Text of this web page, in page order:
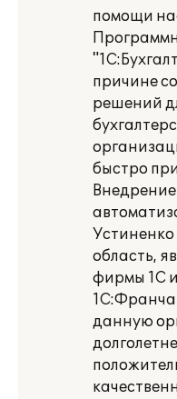
помощи
причине
решений
быстро
Устиненко
область,
фирмы 1С
данную